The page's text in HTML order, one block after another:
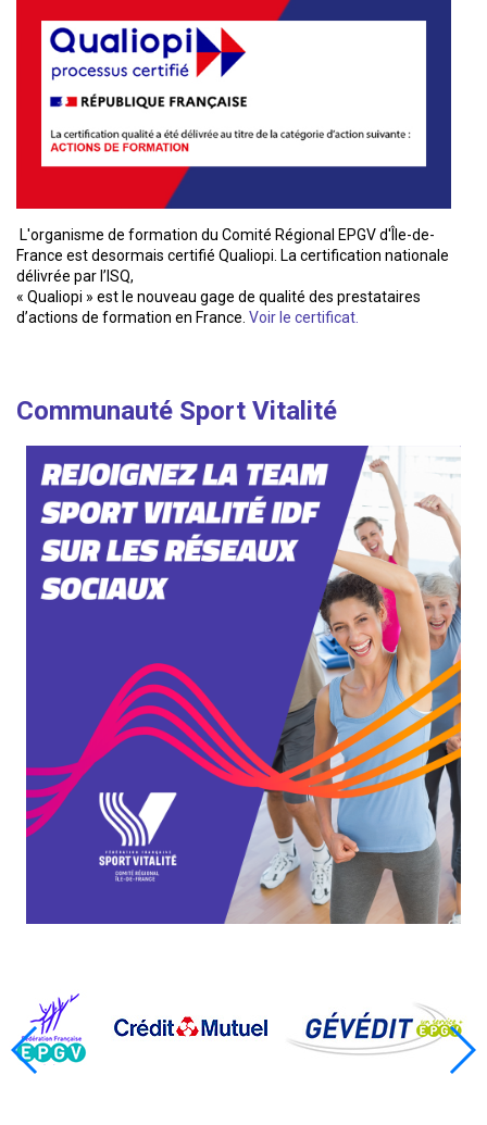
L'organisme de formation du Comité Régional EPGV d'Île-de-
France est desormais certifié Qualiopi. La certification nationale
délivrée par l’ISQ,
« Qualiopi » est le nouveau gage de qualité des prestataires
d’actions de formation en France. Voir le certificat.
Communauté Sport Vitalité